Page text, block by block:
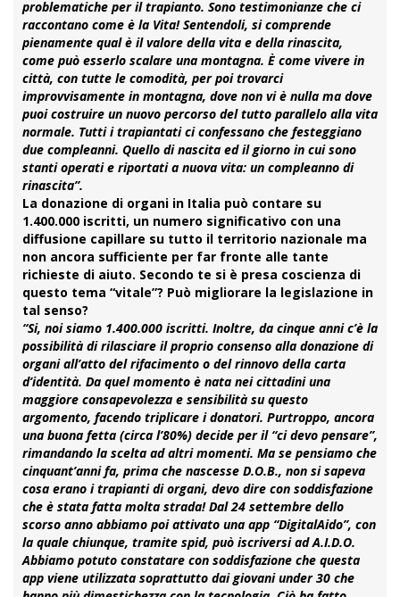
problematiche per il trapianto. Sono testimonianze che ci
raccontano come è la Vita! Sentendoli, si comprende
pienamente qual è il valore della vita e della rinascita,
come può esserlo scalare una montagna. È come vivere in
città, con tutte le comodità, per poi trovarci
improvvisamente in montagna, dove non vi è nulla ma dove
puoi costruire un nuovo percorso del tutto parallelo alla vita
normale. Tutti i trapiantati ci confessano che festeggiano
due compleanni. Quello di nascita ed il giorno in cui sono
stanti operati e riportati a nuova vita: un compleanno di
rinascita”.
La donazione di organi in Italia può contare su
1.400.000 iscritti, un numero significativo con una
diffusione capillare su tutto il territorio nazionale ma
non ancora sufficiente per far fronte alle tante
richieste di aiuto. Secondo te si è presa coscienza di
questo tema “vitale”? Può migliorare la legislazione in
tal senso?
“Si, noi siamo 1.400.000 iscritti. Inoltre, da cinque anni c’è la
possibilità di rilasciare il proprio consenso alla donazione di
organi all’atto del rifacimento o del rinnovo della carta
d’identità. Da quel momento è nata nei cittadini una
maggiore consapevolezza e sensibilità su questo
argomento, facendo triplicare i donatori. Purtroppo, ancora
una buona fetta (circa l’80%) decide per il “ci devo pensare”,
rimandando la scelta ad altri momenti. Ma se pensiamo che
cinquant’anni fa, prima che nascesse D.O.B., non si sapeva
cosa erano i trapianti di organi, devo dire con soddisfazione
che è stata fatta molta strada! Dal 24 settembre dello
scorso anno abbiamo poi attivato una app “DigitalAido”, con
la quale chiunque, tramite spid, può iscriversi ad A.I.D.O.
Abbiamo potuto constatare con soddisfazione che questa
app viene utilizzata soprattutto dai giovani under 30 che